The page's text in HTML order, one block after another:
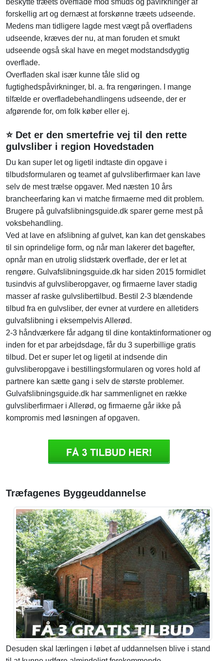
beskytte træets overflade mod smuds og pâvirkninger af
forskellig art og dernæst at forskønne træets udseende.
Medens man tidligere lagde mest vægt på overfladens
udseende, kræves der nu, at man foruden et smukt
udseende også skal have en meget modstandsdygtig
overflade.
Overfladen skal især kunne tåle slid og
fugtighedspåvirkninger, bl. a. fra rengøringen. I mange
tilfælde er overfladebehandlingens udseende, der er
afgørende for, om folk køber eller ej.
⭐ Det er den smertefrie vej til den rette
gulvsliber i region Hovedstaden
Du kan super let og ligetil indtaste din opgave i
tilbudsformularen og teamet af gulvsliberfirmaer kan lave
selv de mest trælse opgaver. Med næsten 10 års
brancheerfaring kan vi matche firmaerne med dit problem.
Brugere på gulvafslibningsguide.dk sparer gerne mest på
voksbehandling.
Ved at lave en afslibning af gulvet, kan kan det genskabes
til sin oprindelige form, og når man lakerer det bagefter,
opnår man en utrolig slidstærk overflade, der er let at
rengøre. Gulvafslibningsguide.dk har siden 2015 formidlet
tusindvis af gulvsliberopgaver, og firmaerne laver stadig
masser af raske gulvslibertilbud. Bestil 2-3 blændende
tilbud fra en gulvsliber, der evner at vurdere en alletiders
gulvafslibning i eksempelvis Allerød.
2-3 håndværkere får adgang til dine kontaktinformationer og
inden for et par arbejdsdage, får du 3 superbillige gratis
tilbud. Det er super let og ligetil at indsende din
gulvsliberopgave i bestillingsformularen og vores hold af
partnere kan sætte gang i selv de største problemer.
Gulvafslibningsguide.dk har sammenlignet en række
gulvsliberfirmaer i Allerød, og firmaerne går ikke på
kompromis med løsningen af opgaven.
Træfagenes Byggeuddannelse
Desuden skal lærlingen i løbet af uddannelsen blive i stand